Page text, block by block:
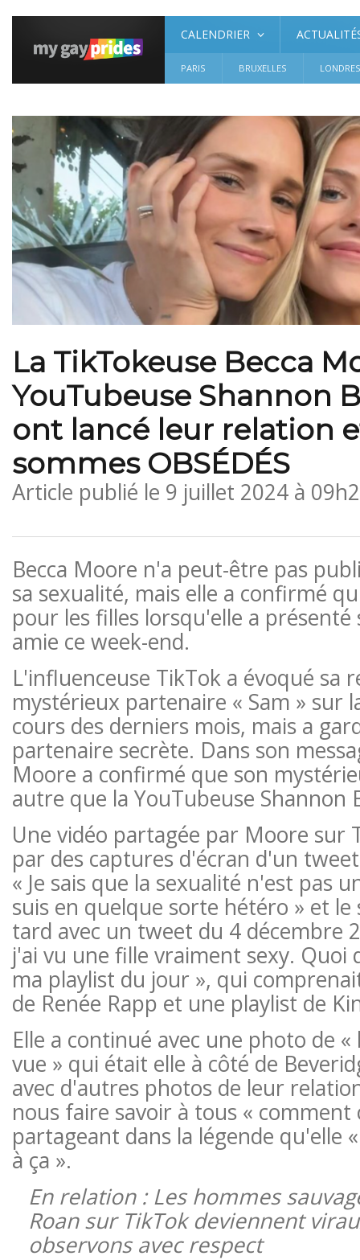
CALENDRIER
PARIS BRUXELLES LONDRES
La TikTokeuse Becca
YouTubeuse Shannon
ont lancé leur relation
sommes OBSÉDÉS
Article publié le 9 juillet 2024 à
Becca Moore n'a peut-être pas
sa sexualité, mais elle a confirmé
pour les filles lorsqu'elle a
amie ce week-end.
L'influenceuse TikTok a évoqué sa
mystérieux partenaire « Sam » sur
cours des derniers mois, mais a
partenaire secrète. Dans son
Moore a confirmé que son
autre que la YouTubeuse Shannon
Une vidéo partagée par Moore sur
par des captures d'écran d'un
« Je sais que la sexualité n'est pas
suis en quelque sorte hétéro » et le
tard avec un tweet du 4 décembre
j'ai vu une fille vraiment sexy. Quoi
ma playlist du jour », qui
de Renée Rapp et une playlist de
Elle a continué avec une photo de
vue » qui était elle à côté de
avec d'autres photos de leur
nous faire savoir à tous « comment
partageant dans la légende qu'elle
à ça ».
En relation : Les hommes
Roan sur TikTok deviennent
observons avec respect